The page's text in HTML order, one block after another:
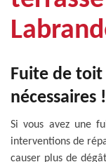
Fuite de toit
nécessaires !
Si vous avez une
interventions de
causer plus de